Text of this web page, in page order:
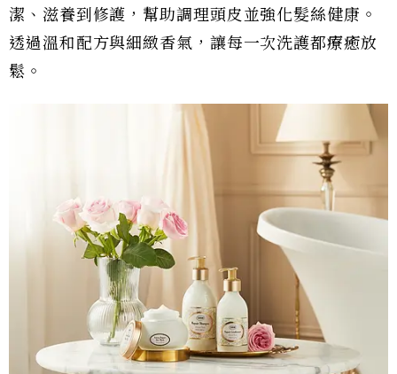
潔、滋養到修護，幫助調理頭皮並強化髮絲健康。
透過溫和配方與細緻香氣，讓每一次洗護都療癒放
鬆。